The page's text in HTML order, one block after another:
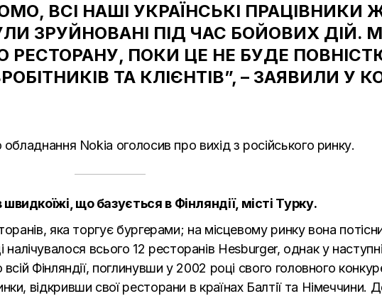
ВСІ НАШІ УКРАЇНСЬКІ ПРАЦІВНИКИ
ЗРУЙНОВАНІ ПІД ЧАС БОЙОВИХ ДІЙ.
ПОКИ ЦЕ НЕ БУДЕ
ТА КЛІЄНТІВ”, – ЗАЯВИЛИ У
Nokia оголосив про вихід з російського ринку.
що базується в Фінляндії, місті Турку.
яка торгує бургерами; на місцевому ринку вона
налічувалося всього 12 ресторанів Hesburger, однак у
Фінляндії, поглинувши у 2002 році свого головного
відкривши свої ресторани в країнах Балтії та Німеччини.